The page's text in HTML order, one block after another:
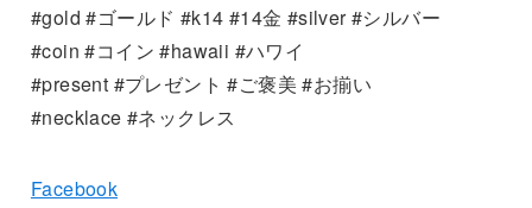
#gold #ゴールド #k14 #14金 #silver #シルバー
#coin #コイン #hawaii #ハワイ
#present #プレゼント #ご褒美 #お揃い
#necklace #ネックレス
Facebook